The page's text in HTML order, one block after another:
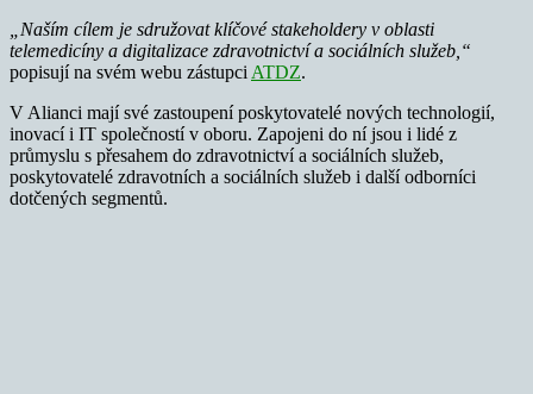
„Naším cílem je sdružovat klíčové stakeholdery v oblasti
telemedicíny a digitalizace zdravotnictví a sociálních služeb,“
popisují na svém webu zástupci ATDZ.
V Alianci mají své zastoupení poskytovatelé nových technologií,
inovací i IT společností v oboru. Zapojeni do ní jsou i lidé z
průmyslu s přesahem do zdravotnictví a sociálních služeb,
poskytovatelé zdravotních a sociálních služeb i další odborníci
dotčených segmentů.